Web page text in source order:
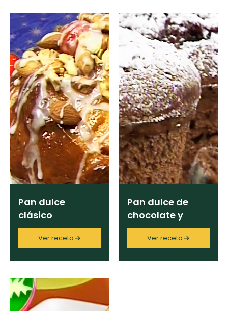
Pan dulce
clásico
Ver receta
Pan dulce de
chocolate y
naranja
Ver receta